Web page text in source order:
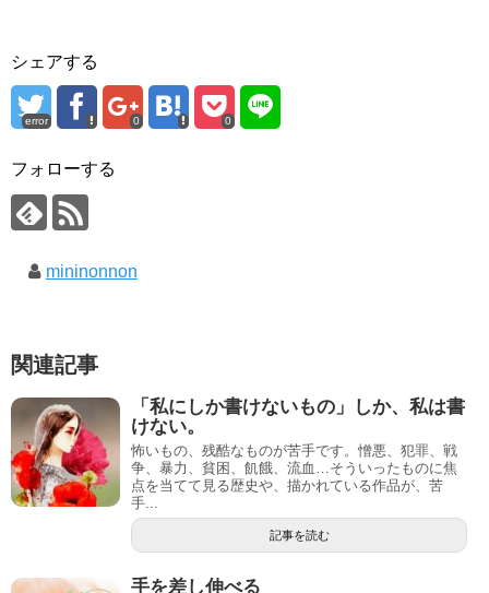
シェアする
error 0 0
フォローする
mininonnon
関連記事
「私にしか書けないもの」しか、私は書
けない。
怖いもの、残酷なものが苦手です。憎悪、犯罪、戦
争、暴力、貧困、飢餓、流血…そういったものに焦
点を当てて見る歴史や、描かれている作品が、苦
手...
記事を読む
手を差し伸べる